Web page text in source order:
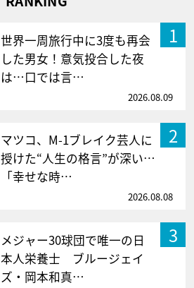
1
世界一周旅行中に3度も再会
した男女！意気投合した夜
は…口では言…
2026.08.09
2
マツコ、M-1ブレイク芸人に
授けた“人生の格言”が深い…
「幸せな時…
2026.08.08
3
メジャー30球団で唯一の日
本人栄養士 ブルージェイ
ズ・岡本和真…